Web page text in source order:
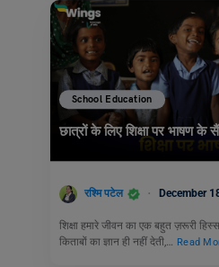
School Education
छात्रों के लिए शिक्षा पर भाषण के
रश्मि पटेल December
शिक्षा हमारे जीवन का एक बहुत ज़रूरी
किताबों का ज्ञान ही नहीं देती,… Read